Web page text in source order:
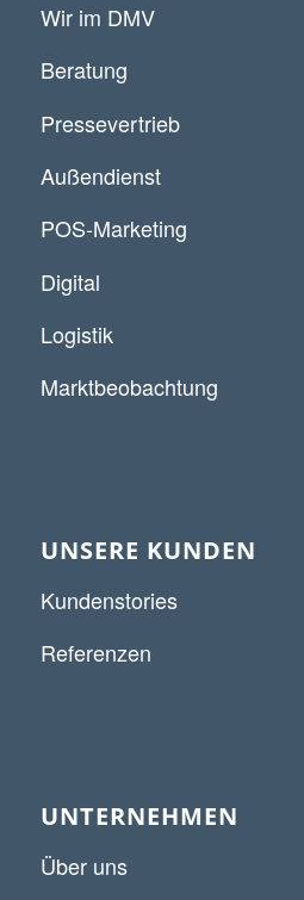
Wir im DMV
Beratung
Pressevertrieb
Außendienst
POS-Marketing
Digital
Logistik
Marktbeobachtung
UNSERE KUNDEN
Kundenstories
Referenzen
UNTERNEHMEN
Über uns